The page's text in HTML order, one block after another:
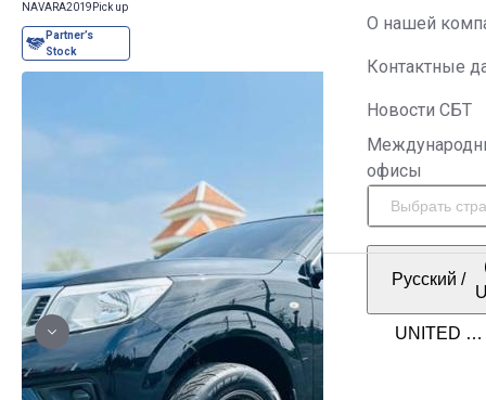
О нашей
Контактные
Новости СБТ
офисы
Русский /
NAVARA2019 Pick up